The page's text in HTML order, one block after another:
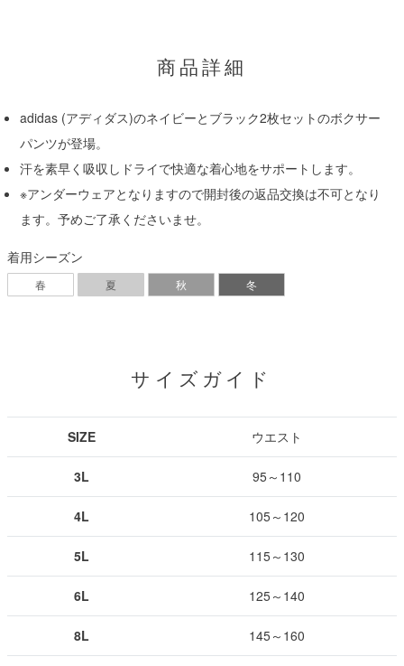
商品詳細
adidas (アディダス)のネイビーとブラック2枚セットのボクサー
パンツが登場。
汗を素早く吸収しドライで快適な着心地をサポートします。
※アンダーウェアとなりますので開封後の返品交換は不可となり
ます。予めご了承くださいませ。
着用シーズン
春 夏 秋 冬
サイズガイド
SIZE ウエスト
3L 95～110
4L 105～120
5L 115～130
6L 125～140
8L 145～160